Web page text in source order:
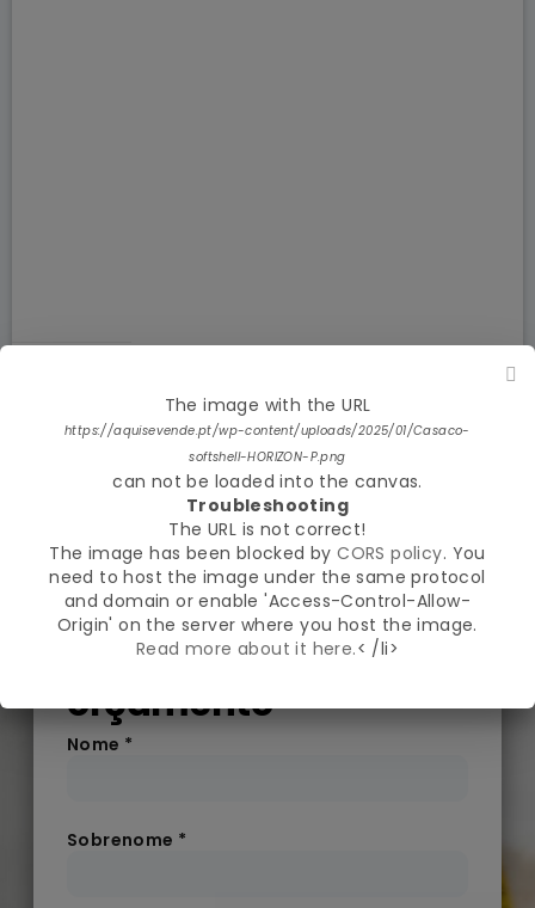
Cores Imagens
Preencha o
formulário de
orçamento
Nome *
Sobrenome *
The image with the URL
https://aquisevende.pt/wp-content/uploads/2025/01/Casaco-
softshell-HORIZON-P.png
can not be loaded into the canvas.
Troubleshooting
The URL is not correct!
The image has been blocked byCORS policy. You
need to host the image under the same protocol
and domain or enable 'Access-Control-Allow-
Origin' on the server where you host the image.
Read more about it here.< /li>